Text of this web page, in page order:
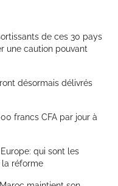
de ces 30 pays
une caution pouvant
désormais délivrés
francs CFA par jour à
qui sont les
la réforme